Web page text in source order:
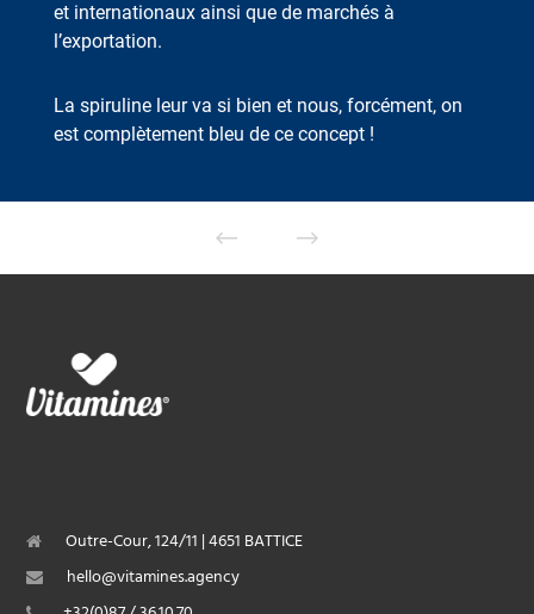
et internationaux ainsi que de marchés à
l’exportation.
La spiruline leur va si bien et nous, forcément, on
est complètement bleu de ce concept !
Outre-Cour, 124/11 | 4651 BATTICE
hello@vitamines.agency